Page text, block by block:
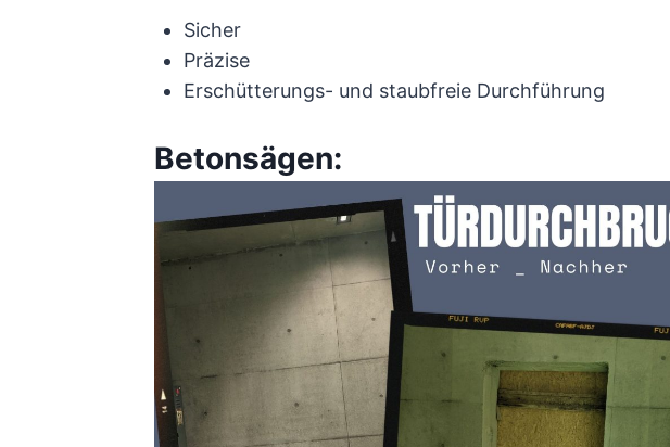
Sicher
Präzise
Erschütterungs- und staubfreie Durchführung
Betonsägen: